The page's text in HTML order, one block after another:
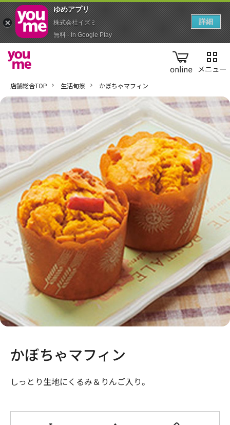
online
店舗総合TOP 生活旬祭 かぼちゃマフィン
かぼちゃマフィン
しっとり生地にくるみ＆りんご入り。
ゆめアプ‪リ‬
株式会社イズミ
無料 - In Google Play
詳細